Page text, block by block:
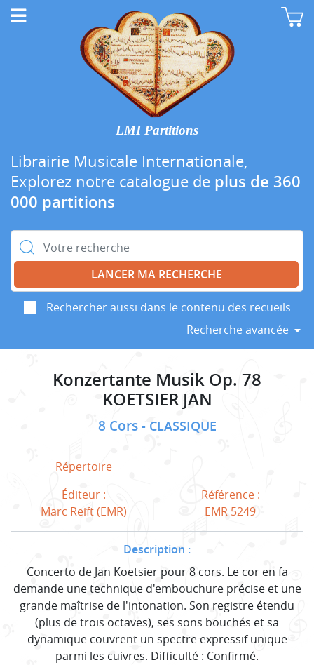
LMI Partitions
Librairie Musicale Internationale,
Explorez notre catalogue de plus de 360
000 partitions
Rechercher :
Rechercher aussi dans le contenu des recueils
Recherche avancée
Konzertante Musik Op. 78
KOETSIER JAN
8 Cors CLASSIQUE
Répertoire
Éditeur :
Marc Reift (EMR)
Référence :
EMR 5249
Description :
Concerto de Jan Koetsier pour 8 cors. Le cor en fa
demande une technique d'embouchure précise et une
grande maîtrise de l'intonation. Son registre étendu
(plus de trois octaves), ses sons bouchés et sa
dynamique couvrent un spectre expressif unique
parmi les cuivres. Difficulté : Confirmé.